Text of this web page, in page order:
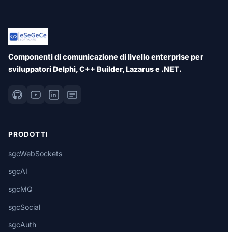
Componenti di comunicazione di livello enterprise per
sviluppatori Delphi, C++ Builder, Lazarus e .NET.
PRODOTTI
sgcWebSockets
sgcAI
sgcMQ
sgcSocial
sgcAuth